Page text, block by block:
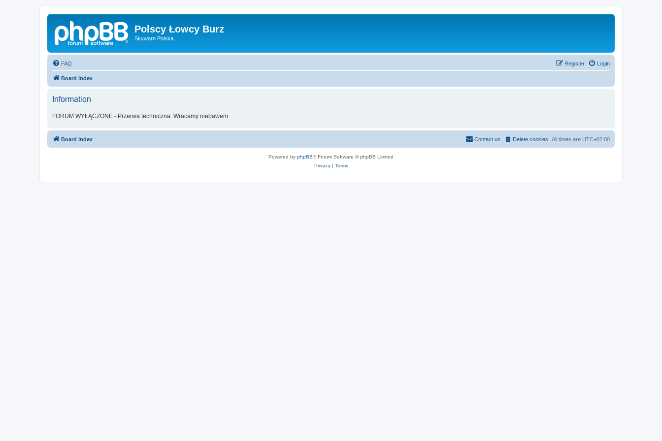
Polscy Łowcy Burz
Skywarn Polska
FAQ Login
Register
Board index
Information
FORUM WYŁĄCZONE - Przerwa techniczna. Wracamy niebawem
Board index All times are UTC+02:00
Delete cookies
Contact us
Powered by phpBB® Forum Software © phpBB Limited
Privacy| Terms